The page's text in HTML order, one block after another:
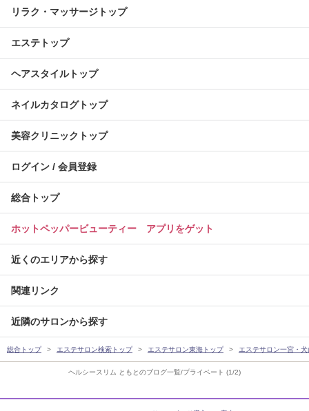
ヘルシースリム ともとのブログ一覧/プライベート (1/2)
リラク・マッサージトップ
エステトップ
ヘアスタイルトップ
ネイルカタログトップ
美容クリニックトップ
ログイン / 会員登録
総合トップ
ホットペッパービューティー アプリをゲット
近くのエリアから探す
関連リンク
近隣のサロンから探す
総合トップ エステサロン検索トップ エステサロン東海トップ エステサロン一宮・